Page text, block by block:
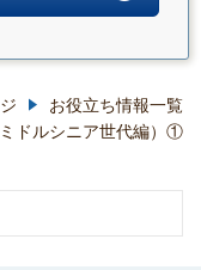
お役立ち情報一覧
ドルシニア世代編）①